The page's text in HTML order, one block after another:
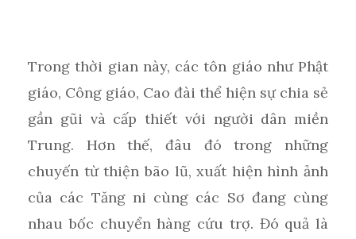
Trong thời gian này, các tôn giáo như Phật
giáo, Công giáo, Cao đài thể hiện sự chia sẻ
gần gũi và cấp thiết với người dân miền
Trung. Hơn thế, đâu đó trong những
chuyến từ thiện bão lũ, xuất hiện hình ảnh
của các Tăng ni cùng các Sơ đang cùng
nhau bốc chuyển hàng cứu trợ. Đó quả là